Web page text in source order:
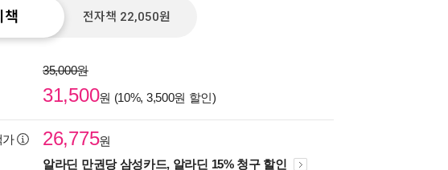
책 전자책 22,050원
35,000원
31,500원 (10%, 3,500원 할인)
가 26,775원
알라딘 만권당 삼성카드, 알라딘 15% 청구 할인